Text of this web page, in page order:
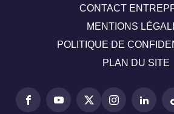
CONTACT
MENTIONS
POLITIQUE DE
PLAN DU SITE